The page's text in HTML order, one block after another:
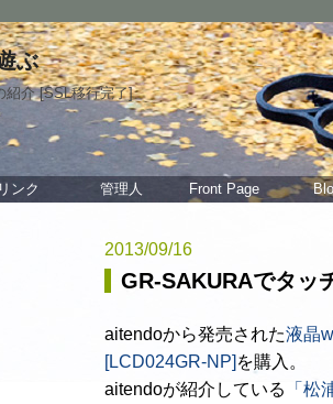
ぶ
紹介 [SSL移行完了]
リンク 管理人 Front Page
2013/09/16
GR-SAKURAでタッ
aitendoから発売された液晶
[LCD024GR-NP]を購入。
aitendoが紹介している
「